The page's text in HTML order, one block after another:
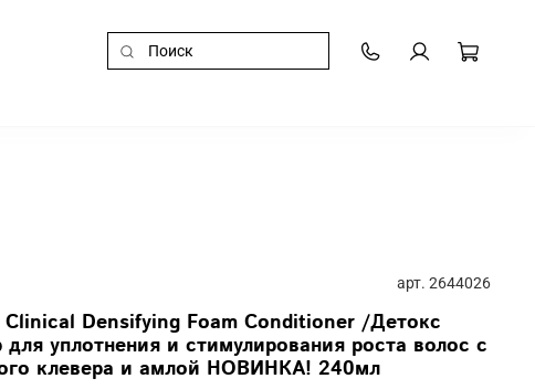
арт. 2644026
Clinical Densifying Foam Conditioner /Детокс
уплотнения и стимулирования роста волос с
клевера и амлой НОВИНКА! 240мл